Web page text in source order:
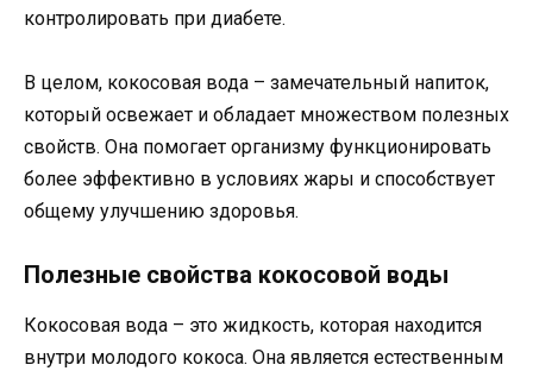
контролировать при диабете.
В целом, кокосовая вода – замечательный напиток,
который освежает и обладает множеством полезных
свойств. Она помогает организму функционировать
более эффективно в условиях жары и способствует
общему улучшению здоровья.
Полезные свойства кокосовой воды
Кокосовая вода – это жидкость, которая находится
внутри молодого кокоса. Она является естественным